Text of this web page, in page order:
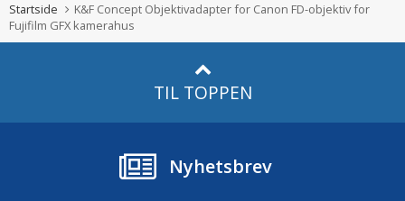
Startside
K&F Concept Objektivadapter for Canon FD-objektiv for
Fujifilm GFX kamerahus
TIL TOPPEN
Nyhetsbrev